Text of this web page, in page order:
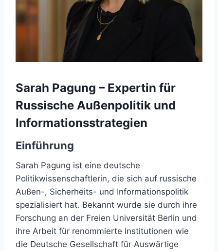
Sarah Pagung – Expertin für
Russische Außenpolitik und
Informationsstrategien
Einführung
Sarah Pagung ist eine deutsche
Politikwissenschaftlerin, die sich auf russische
Außen-, Sicherheits- und Informationspolitik
spezialisiert hat. Bekannt wurde sie durch ihre
Forschung an der Freien Universität Berlin und
ihre Arbeit für renommierte Institutionen wie
die Deutsche Gesellschaft für Auswärtige